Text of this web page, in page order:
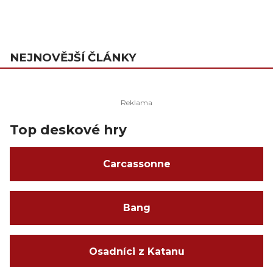
NEJNOVĚJŠÍ ČLÁNKY
Top deskové hry
Carcassonne
Bang
Osadníci z Katanu